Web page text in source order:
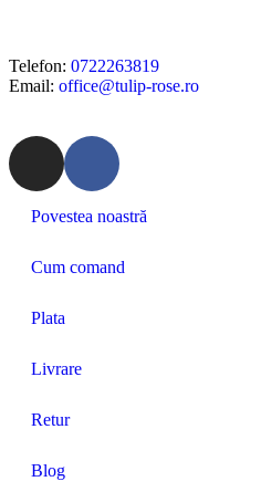
Telefon: 0722263819
Email: office@tulip-rose.ro
Povestea noastră
Cum comand
Plata
Livrare
Retur
Blog